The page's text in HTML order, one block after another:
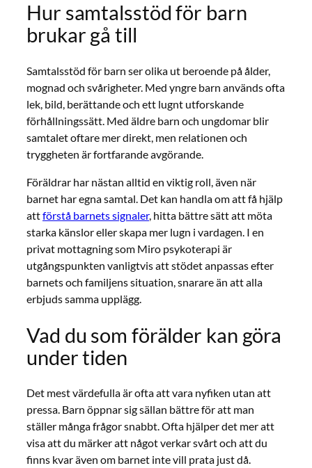
Hur samtalsstöd för barn
brukar gå till
Samtalsstöd för barn ser olika ut beroende på ålder,
mognad och svårigheter. Med yngre barn används ofta
lek, bild, berättande och ett lugnt utforskande
förhållningssätt. Med äldre barn och ungdomar blir
samtalet oftare mer direkt, men relationen och
tryggheten är fortfarande avgörande.
Föräldrar har nästan alltid en viktig roll, även när
barnet har egna samtal. Det kan handla om att få hjälp
attförstå barnets signaler, hitta bättre sätt att möta
starka känslor eller skapa mer lugn i vardagen. I en
privat mottagning som Miro psykoterapi är
utgångspunkten vanligtvis att stödet anpassas efter
barnets och familjens situation, snarare än att alla
erbjuds samma upplägg.
Vad du som förälder kan göra
under tiden
Det mest värdefulla är ofta att vara nyfiken utan att
pressa. Barn öppnar sig sällan bättre för att man
ställer många frågor snabbt. Ofta hjälper det mer att
visa att du märker att något verkar svårt och att du
finns kvar även om barnet inte vill prata just då.